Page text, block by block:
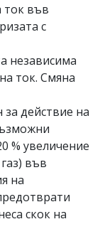
ток във
с
независима
ток. Смяна
действие на
% увеличение
във
на
скок на